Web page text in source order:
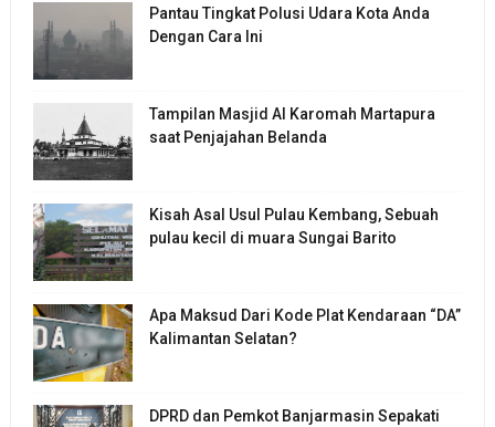
Pantau Tingkat Polusi Udara Kota Anda
Dengan Cara Ini
Tampilan Masjid Al Karomah Martapura
saat Penjajahan Belanda
Kisah Asal Usul Pulau Kembang, Sebuah
pulau kecil di muara Sungai Barito
Apa Maksud Dari Kode Plat Kendaraan “DA”
Kalimantan Selatan?
DPRD dan Pemkot Banjarmasin Sepakati